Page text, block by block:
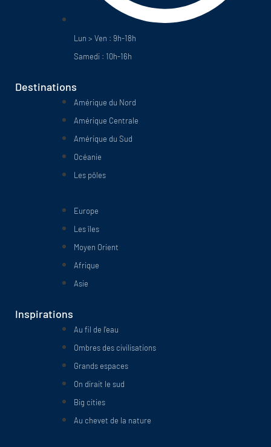
Lun > Ven : 9h-18h
Samedi : 10h-16h
Destinations
Amérique du Nord
Amérique Centrale
Amérique du Sud
Océanie
Les pôles
Europe
Les îles
Moyen Orient
Afrique
Asie
Inspirations
Au fil de l'eau
Ombres des civilisations
Grands espaces
On dirait le sud
Big cities
Au chevet de la nature